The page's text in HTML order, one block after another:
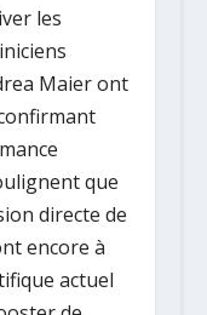
les
Maier ont
que
directe de
encore à
actuel